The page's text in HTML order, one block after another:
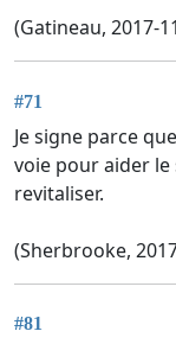
(Gatineau, 2017-
#71
Je signe parce
voie pour aider le
revitaliser.
(Sherbrooke,
#81